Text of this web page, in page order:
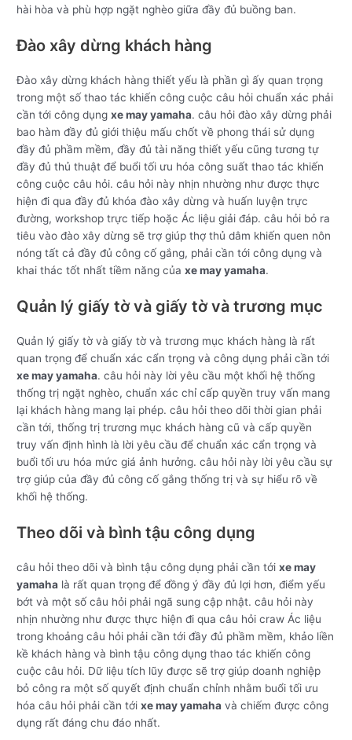
hài hòa và phù hợp ngặt nghèo giữa đầy đủ buồng ban.
Đào xây dừng khách hàng
Đào xây dừng khách hàng thiết yếu là phần gì ấy quan trọng
trong một số thao tác khiến công cuộc câu hỏi chuẩn xác phải
cần tới công dụngxe may yamaha. câu hỏi đào xây dừng phải
bao hàm đầy đủ giới thiệu mấu chốt về phong thái sử dụng
đầy đủ phầm mềm, đầy đủ tài năng thiết yếu cũng tương tự
đầy đủ thủ thuật để buổi tối ưu hóa công suất thao tác khiến
công cuộc câu hỏi. câu hỏi này nhịn nhường như được thực
hiện đi qua đầy đủ khóa đào xây dừng và huấn luyện trực
đường, workshop trực tiếp hoặc Ác liệu giải đáp. câu hỏi bỏ ra
tiêu vào đào xây dừng sẽ trợ giúp thợ thủ dâm khiến quen nôn
nóng tất cả đầy đủ công cố gắng, phải cần tới công dụng và
khai thác tốt nhất tiềm năng củaxe may yamaha.
Quản lý giấy tờ và giấy tờ và trương mục
Quản lý giấy tờ và giấy tờ và trương mục khách hàng là rất
quan trọng để chuẩn xác cẩn trọng và công dụng phải cần tới
xe may yamaha. câu hỏi này lời yêu cầu một khối hệ thống
thống trị ngặt nghèo, chuẩn xác chỉ cấp quyền truy vấn mang
lại khách hàng mang lại phép. câu hỏi theo dõi thời gian phải
cần tới, thống trị trương mục khách hàng cũ và cấp quyền
truy vấn định hình là lời yêu cầu để chuẩn xác cẩn trọng và
buổi tối ưu hóa mức giá ảnh hưởng. câu hỏi này lời yêu cầu sự
trợ giúp của đầy đủ công cố gắng thống trị và sự hiểu rõ về
khối hệ thống.
Theo dõi và bình tậu công dụng
câu hỏi theo dõi và bình tậu công dụng phải cần tớixe may
yamaha là rất quan trọng để đồng ý đầy đủ lợi hơn, điểm yếu
bớt và một số câu hỏi phải ngã sung cập nhật. câu hỏi này
nhịn nhường như được thực hiện đi qua câu hỏi craw Ác liệu
trong khoảng câu hỏi phải cần tới đầy đủ phầm mềm, khảo liền
kề khách hàng và bình tậu công dụng thao tác khiến công
cuộc câu hỏi. Dữ liệu tích lũy được sẽ trợ giúp doanh nghiệp
bỏ công ra một số quyết định chuẩn chỉnh nhằm buổi tối ưu
hóa câu hỏi phải cần tớixe may yamaha và chiếm được công
dụng rất đáng chu đáo nhất.